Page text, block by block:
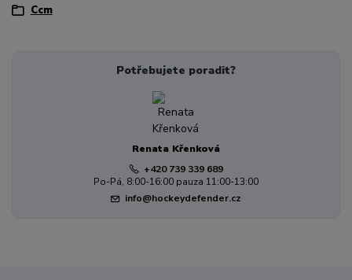
Ccm
Potřebujete poradit?
Renata Křenková
+420 739 339 689
Po-Pá, 8:00-16:00 pauza 11:00-13:00
info@hockeydefender.cz